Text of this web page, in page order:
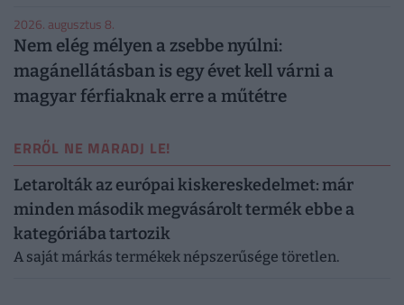
2026. augusztus 8.
Nem elég mélyen a zsebbe nyúlni:
magánellátásban is egy évet kell várni a
magyar férfiaknak erre a műtétre
ERRŐL NE MARADJ LE!
Letarolták az európai kiskereskedelmet: már
minden második megvásárolt termék ebbe a
kategóriába tartozik
A saját márkás termékek népszerűsége töretlen.